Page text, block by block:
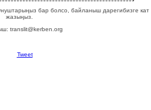
бар болсо, байланыш дарегибизге кат
жазыңыз.
translit@kerben.org
Tweet